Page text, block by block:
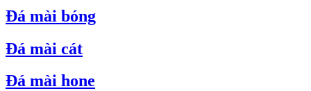
Đá mài bóng
Đá mài cát
Đá mài hone